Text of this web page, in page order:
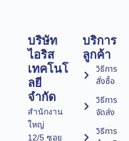
บริษัท
ไอริส
เทคโนโ
ลยี
จำกัด
สำนักงาน
ใหญ่
12/5 ซอย
บริการ
ลูกค้า
วิธีการ
สั่งซื้อ
วิธีการ
จัดส่ง
วิธีการ